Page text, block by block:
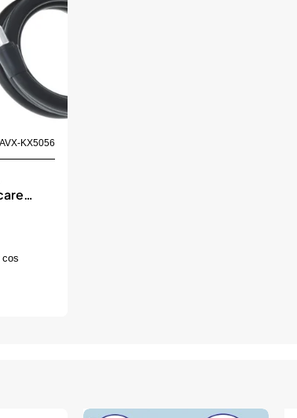
AVX-KX5056
cos